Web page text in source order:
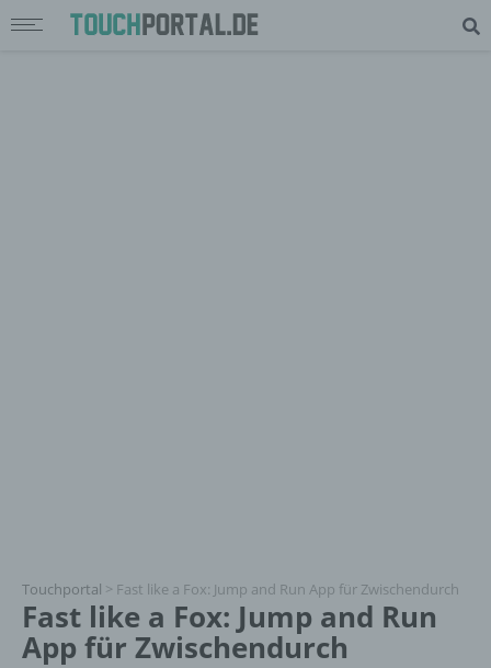
Touchportal > Fast like a Fox: Jump and Run App für Zwischendurch
Fast like a Fox: Jump and Run
App für Zwischendurch